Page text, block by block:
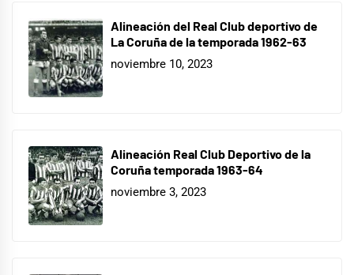
Alineación del Real Club deportivo de
La Coruña de la temporada 1962-63
noviembre 10, 2023
Alineación Real Club Deportivo de la
Coruña temporada 1963-64
noviembre 3, 2023